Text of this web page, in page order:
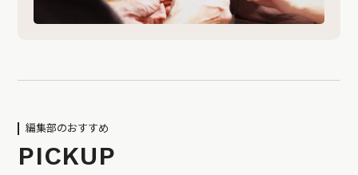
編集部のおすすめ
PICKUP